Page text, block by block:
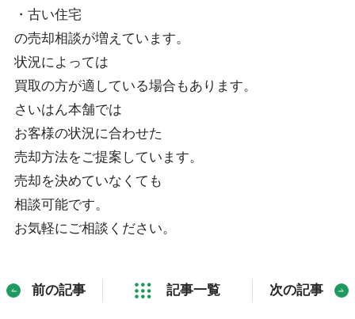
・古い住宅
の売却相談が増えています。
状況によっては
買取の方が適している場合もあります。
さいはん本舗では
お客様の状況に合わせた
売却方法をご提案しています。
売却を決めていなくても
相談可能です。
お気軽にご相談ください。
前の記事 記事一覧 次の記事